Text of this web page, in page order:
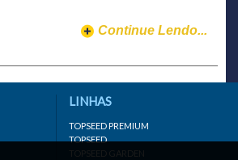
Continue Lendo...
LINHAS
TOPSEED PREMIUM
TOPSEED
TOPSEED GARDEN